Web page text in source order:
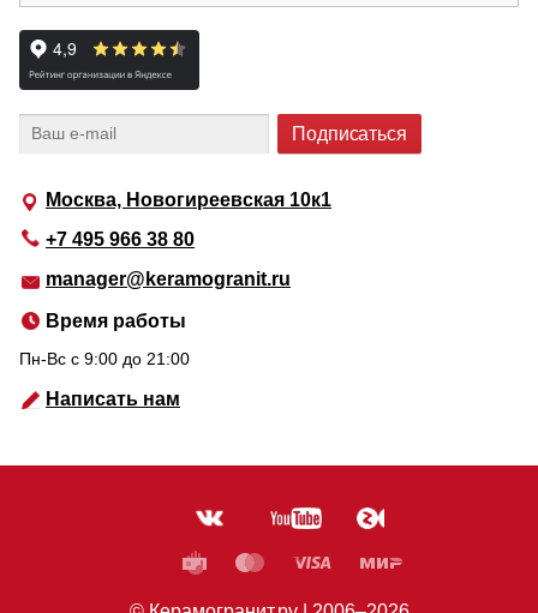
Москва, Новогиреевская 10к1
+7 495 966 38 80
manager@keramogranit.ru
Время работы
Пн-Вс c 9:00 до 21:00
Написать нам